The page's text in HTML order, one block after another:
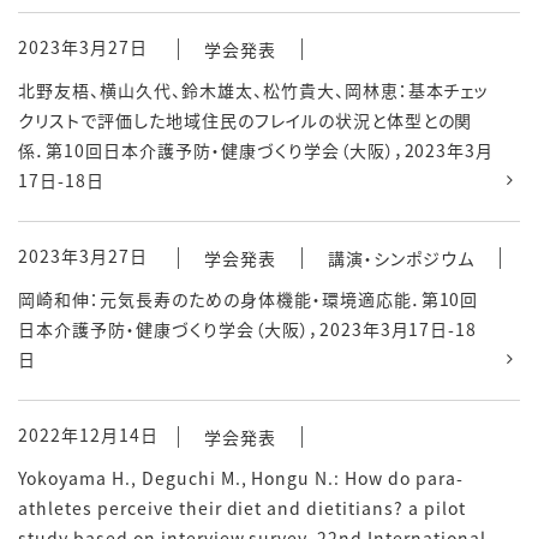
2023年3月27日
学会発表
北野友梧、横山久代、鈴木雄太、松竹貴大、岡林恵：基本チェッ
クリストで評価した地域住民のフレイルの状況と体型との関
係．第10回日本介護予防・健康づくり学会（大阪），2023年3月
17日-18日
2023年3月27日 学会発表
講演・シンポジウム
岡崎和伸：元気長寿のための身体機能・環境適応能．第10回
日本介護予防・健康づくり学会（大阪），2023年3月17日-18
日
2022年12月14日
学会発表
Yokoyama H., Deguchi M., Hongu N.: How do para-
athletes perceive their diet and dietitians? a pilot